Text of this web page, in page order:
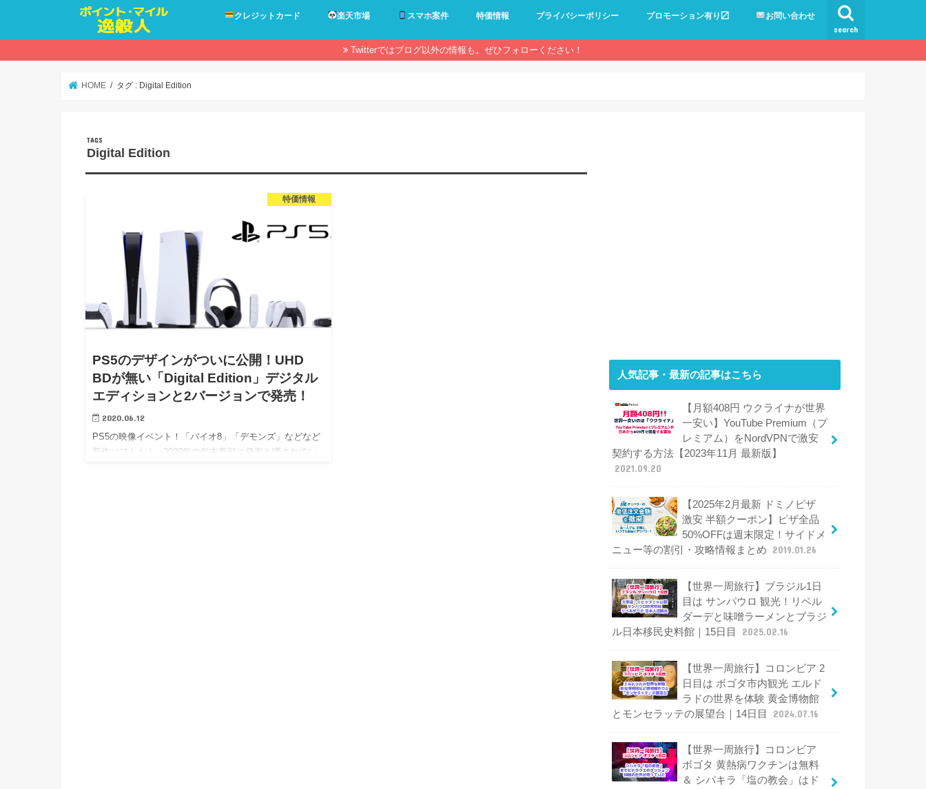
search
クレジットカード 楽天市場 スマホ案件 特価情報 プライバシーポリシー プロモーション有り〼 お問い合わせ
Twitterではブログ以外の情報も。ぜひフォローください！
HOME タグ : Digital Edition
Digital Edition
特価情報
PS5のデザインがついに公開！UHD
BDが無い「Digital Edition」デジタル
エディションと2バージョンで発売！
2020.06.12
PS5の映像イベント！「バイオ8」「デモンズ」などなど
新作ソフトも！ 2020年の年末商戦に発売と噂されてい
人気記事・最新の記事はこちら
【月額408円 ウクライナが世界
一安い】YouTube Premium（プ
レミアム）をNordVPNで激安
契約する方法【2023年11月 最新版】
2021.09.20
【2025年2月最新 ドミノピザ
激安 半額クーポン】ピザ全品
50%OFFは週末限定！サイドメ
ニュー等の割引・攻略情報まとめ
2019.01.26
【世界一周旅行】ブラジル1日
目は サンパウロ 観光！リベル
ダーデと味噌ラーメンとブラジ
ル日本移民史料館｜15日目
2025.02.16
【世界一周旅行】コロンビア 2
日目は ボゴタ市内観光 エルド
ラドの世界を体験 黄金博物館
とモンセラッテの展望台｜14日目
2024.07.16
【世界一周旅行】コロンビア
ボゴタ 黄熱病ワクチンは無料
＆ シパキラ「塩の教会」はド